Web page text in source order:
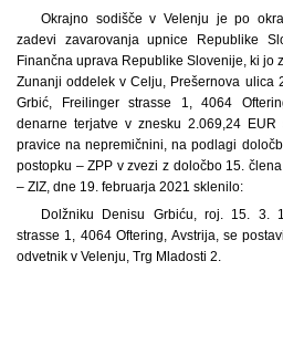
Okrajno sodišče v Velenju je po
zadevi zavarovanja upnice Republike
Finančna uprava Republike Slovenije, ki jo
Zunanji oddelek v Celju, Prešernova ulica
Grbić, Freilinger strasse 1, 4064
denarne terjatve v znesku 2.069,24
pravice na nepremičnini, na podlagi
postopku – ZPP v zvezi z določbo 15.
– ZIZ, dne 19. februarja 2021 sklenilo:
Dolžniku Denisu Grbiću, roj. 15. 3.
strasse 1, 4064 Oftering, Avstrija, se
odvetnik v Velenju, Trg Mladosti 2.